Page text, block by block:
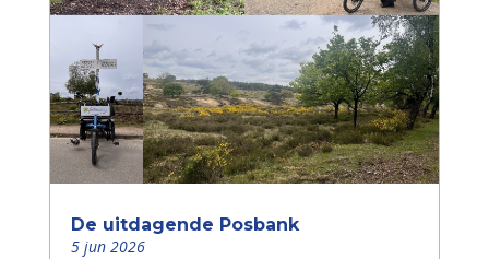
De uitdagende Posbank
5 jun 2026